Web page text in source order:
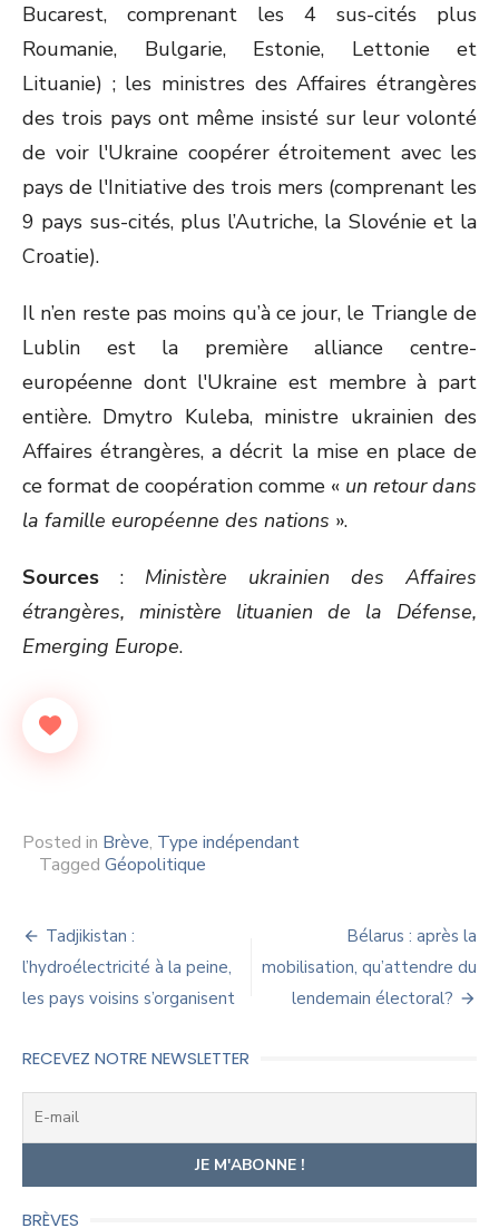
Bucarest, comprenant les 4 sus-cités plus
Roumanie, Bulgarie, Estonie, Lettonie et
Lituanie) ; les ministres des Affaires étrangères
des trois pays ont même insisté sur leur volonté
de voir l'Ukraine coopérer étroitement avec les
pays de l'Initiative des trois mers (comprenant les
9 pays sus-cités, plus l’Autriche, la Slovénie et la
Croatie).
Il n’en reste pas moins qu’à ce jour, le Triangle de
Lublin est la première alliance centre-
européenne dont l'Ukraine est membre à part
entière. Dmytro Kuleba, ministre ukrainien des
Affaires étrangères, a décrit la mise en place de
ce format de coopération comme « un retour dans
la famille européenne des nations ».
Sources : Ministère ukrainien des Affaires
étrangères, ministère lituanien de la Défense,
Emerging Europe.
Posted in Brève, Type indépendant
Tagged Géopolitique
Navigation
de
l’article
Tadjikistan :
l’hydroélectricité à la peine,
les pays voisins s’organisent
Bélarus : après la
mobilisation, qu’attendre du
lendemain électoral?
RECEVEZ NOTRE NEWSLETTER
BRÈVES